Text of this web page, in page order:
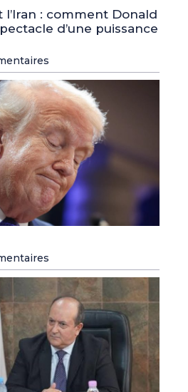
l’Iran : comment Donald
d’une puissance